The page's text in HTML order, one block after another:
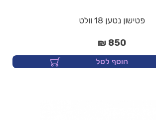
פטישון נטען 18 וולט
850 ₪
הוסף לסל